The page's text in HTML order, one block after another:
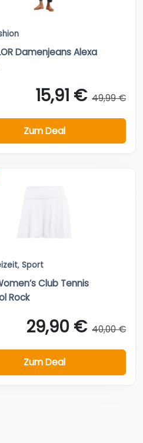
Damenjeans Alexa
15,91 € 49,99 €
Zum Deal
, Sport
Club Tennis
Rock
29,90 € 40,00 €
Zum Deal